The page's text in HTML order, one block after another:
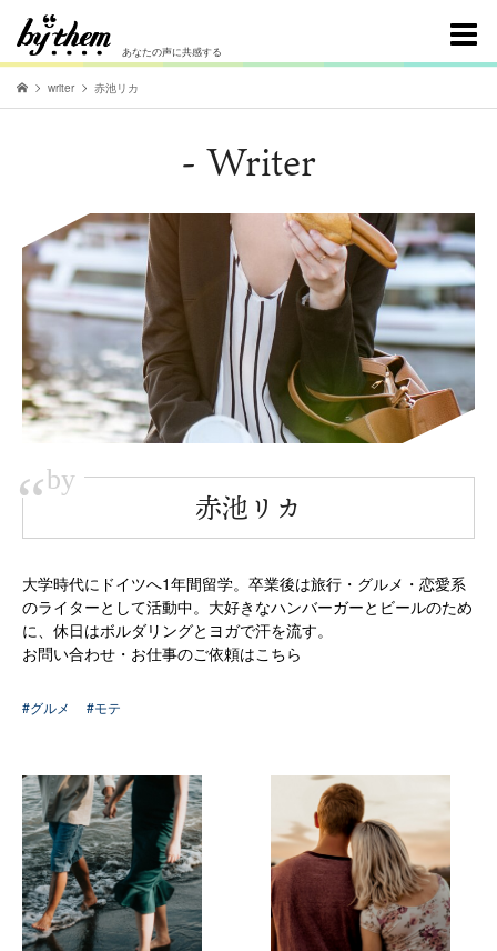
あなたの声に共感する
writer 赤池リカ
- Writer
“by
赤池リカ
大学時代にドイツへ1年間留学。卒業後は旅行・グルメ・恋愛系
のライターとして活動中。大好きなハンバーガーとビールのため
に、休日はボルダリングとヨガで汗を流す。
お問い合わせ・お仕事のご依頼はこちら
#グルメ #モテ